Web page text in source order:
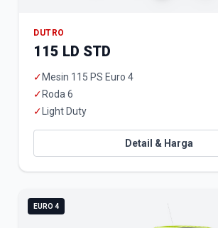
DUTRO
115 LD STD
✓ Mesin 115 PS Euro 4
✓ Roda 6
✓ Light Duty
Detail & Harga
EURO 4